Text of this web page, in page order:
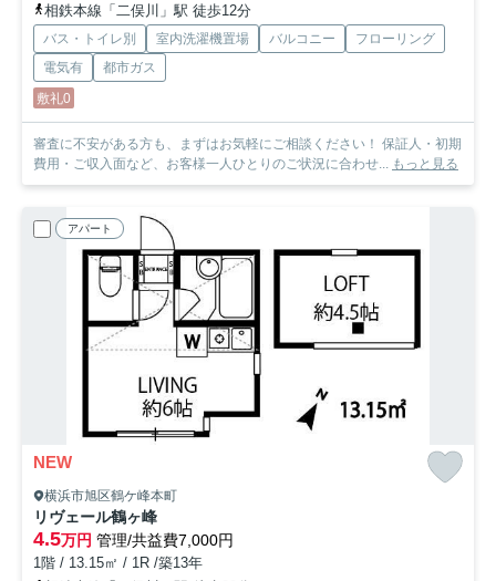
相鉄本線「二俣川」駅 徒歩12分
バス・トイレ別 室内洗濯機置場 バルコニー
フローリング
電気有
都市ガス
敷礼0
審査に不安がある方も、まずはお気軽にご相談ください！ 保証人・初期
費用・ご収入面など、お客様一人ひとりのご状況に合わせ...
もっと見る
アパート
NEW
横浜市旭区鶴ケ峰本町
リヴェール鶴ヶ峰
4.5万円 管理/共益費7,000円
1階 / 13.15㎡ / 1R /築13年